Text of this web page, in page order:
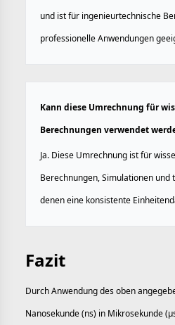
und ist für ingenieurtechnische
professionelle Anwendungen
Kann diese Umrechnung für
Berechnungen verwendet
Ja. Diese Umrechnung ist für
Berechnungen, Simulationen
denen eine konsistente
Fazit
Durch Anwendung des oben
Nanosekunde (ns) in Mikrosekunde